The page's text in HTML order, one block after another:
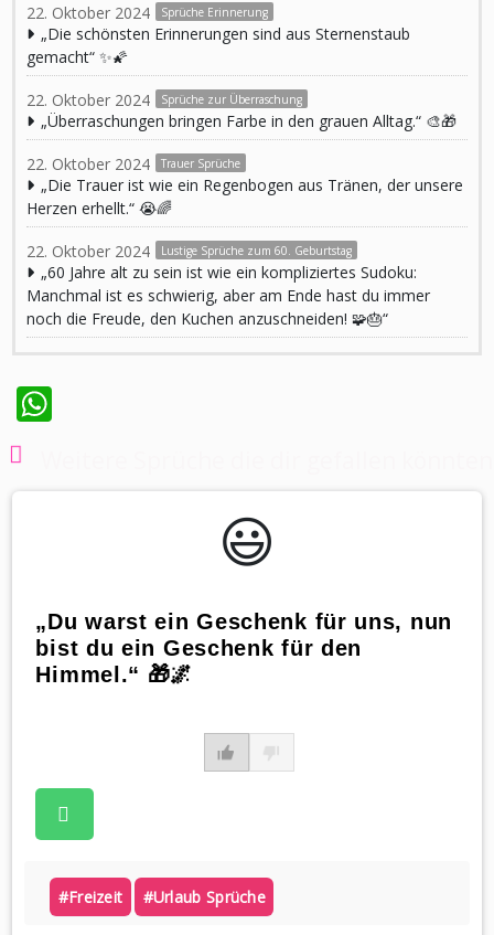
22. Oktober 2024 Sprüche Erinnerung
„Die schönsten Erinnerungen sind aus Sternenstaub
gemacht“ ✨🌠
22. Oktober 2024 Sprüche zur Überraschung
„Überraschungen bringen Farbe in den grauen Alltag.“ 🎨🎁
22. Oktober 2024 Trauer Sprüche
„Die Trauer ist wie ein Regenbogen aus Tränen, der unsere
Herzen erhellt.“ 😭🌈
22. Oktober 2024 Lustige Sprüche zum 60. Geburtstag
„60 Jahre alt zu sein ist wie ein kompliziertes Sudoku:
Manchmal ist es schwierig, aber am Ende hast du immer
noch die Freude, den Kuchen anzuschneiden! 🧩🎂“
😃️
„Du warst ein Geschenk für uns, nun
bist du ein Geschenk für den
Himmel.“ 🎁🌌
#freizeit #urlaub Sprüche